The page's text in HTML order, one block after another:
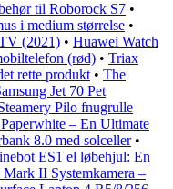
til Roborock S7 •
i medium størrelse •
(2021) • Huawei Watch
(rød) • Triax
rette produkt • The
Jet 70 Pet
Pilo fnugrulle
– En Ultimate
8.0 med solceller•
ES1 el løbehjul: En
II Systemkamera –